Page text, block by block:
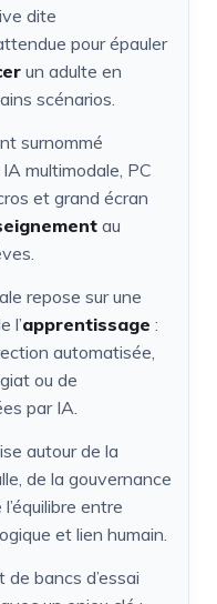
dite
pour épauler
un adulte en
scénarios.
surnommé
multimodale, PC
et grand écran
au
repose sur une
l’apprentissage :
automatisée,
ou de
par IA.
autour de la
de la gouvernance
entre
et lien humain.
bancs d’essai